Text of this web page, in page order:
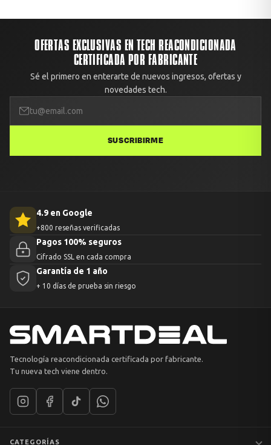
OFERTAS EXCLUSIVAS EN TECH REACONDICIONADA
CERTIFICADA POR FABRICANTE
Sé el primero en enterarte de nuevos ingresos, ofertas y
novedades tech.
SUSCRIBIRME
4.9 en Google
+800 reseñas verificadas
Pagos 100% seguros
Cifrado SSL en cada compra
Garantía de 1 año
+ 10 días de prueba sin riesgo
Tecnología reacondicionada certificada por fabricante.
Tu nueva tech viene dentro.
CATEGORÍAS